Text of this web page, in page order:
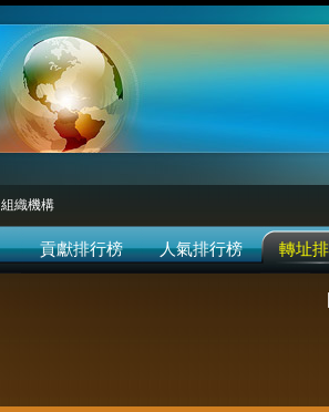
組織機構
貢獻排行榜 人氣排行榜 轉址